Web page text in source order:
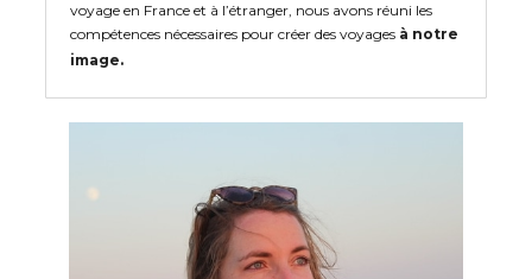
voyage en France et à l’étranger, nous avons réuni les
compétences nécessaires pour créer des voyages à notre
image.